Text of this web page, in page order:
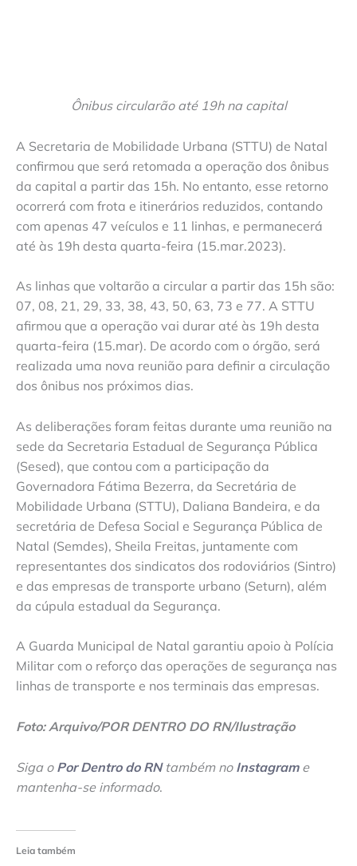
Ônibus circularão até 19h na capital
A Secretaria de Mobilidade Urbana (STTU) de Natal
confirmou que será retomada a operação dos ônibus
da capital a partir das 15h. No entanto, esse retorno
ocorrerá com frota e itinerários reduzidos, contando
com apenas 47 veículos e 11 linhas, e permanecerá
até às 19h desta quarta-feira (15.mar.2023).
As linhas que voltarão a circular a partir das 15h são:
07, 08, 21, 29, 33, 38, 43, 50, 63, 73 e 77. A STTU
afirmou que a operação vai durar até às 19h desta
quarta-feira (15.mar). De acordo com o órgão, será
realizada uma nova reunião para definir a circulação
dos ônibus nos próximos dias.
As deliberações foram feitas durante uma reunião na
sede da Secretaria Estadual de Segurança Pública
(Sesed), que contou com a participação da
Governadora Fátima Bezerra, da Secretária de
Mobilidade Urbana (STTU), Daliana Bandeira, e da
secretária de Defesa Social e Segurança Pública de
Natal (Semdes), Sheila Freitas, juntamente com
representantes dos sindicatos dos rodoviários (Sintro)
e das empresas de transporte urbano (Seturn), além
da cúpula estadual da Segurança.
A Guarda Municipal de Natal garantiu apoio à Polícia
Militar com o reforço das operações de segurança nas
linhas de transporte e nos terminais das empresas.
Foto: Arquivo/POR DENTRO DO RN/Ilustração
Siga o Por Dentro do RNtambém no Instagrame
mantenha-se informado.
Leia também